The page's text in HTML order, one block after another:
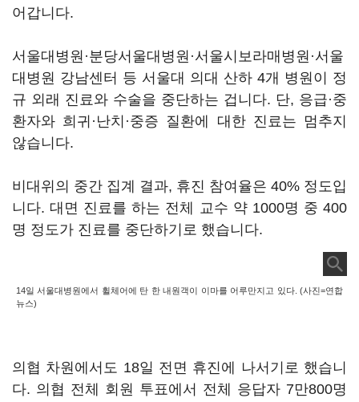
어갑니다.
서울대병원·분당서울대병원·서울시보라매병원·서울
대병원 강남센터 등 서울대 의대 산하 4개 병원이 정
규 외래 진료와 수술을 중단하는 겁니다. 단, 응급·중
환자와 희귀·난치·중증 질환에 대한 진료는 멈추지
않습니다.
비대위의 중간 집계 결과, 휴진 참여율은 40% 정도입
니다. 대면 진료를 하는 전체 교수 약 1000명 중 400
명 정도가 진료를 중단하기로 했습니다.
14일 서울대병원에서 휠체어에 탄 한 내원객이 이마를 어루만지고 있다. (사진=연합
뉴스)
의협 차원에서도 18일 전면 휴진에 나서기로 했습니
다. 의협 전체 회원 투표에서 전체 응답자 7만800명